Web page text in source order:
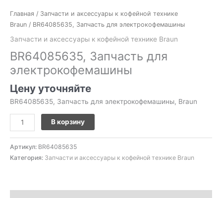
Главная / Запчасти и аксессуары к кофейной технике
Braun / BR64085635, Запчасть для электрокофемашины
Запчасти и аксессуары к кофейной технике Braun
BR64085635, Запчасть для
электрокофемашины
Цену уточняйте
BR64085635, Запчасть для электрокофемашины, Braun
В корзину
Артикул: BR64085635
Категория: Запчасти и аксессуары к кофейной технике Braun